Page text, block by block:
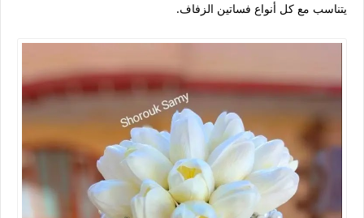
يتناسب مع كل أنواع فساتين الزفاف.